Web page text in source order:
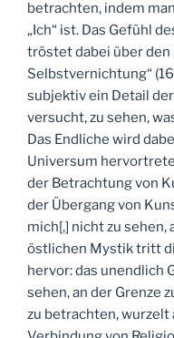
betrachten, indem
„Ich“ ist. Das Gefühl
tröstet dabei über den
Selbstvernichtung“
subjektiv ein Detail
versucht, zu sehen,
Das Endliche wird
Universum
der Betrachtung von
der Übergang von
mich[,] nicht zu sehen,
östlichen Mystik tritt
hervor: das unendlich
sehen, an der Grenze
zu betrachten, wurzelt